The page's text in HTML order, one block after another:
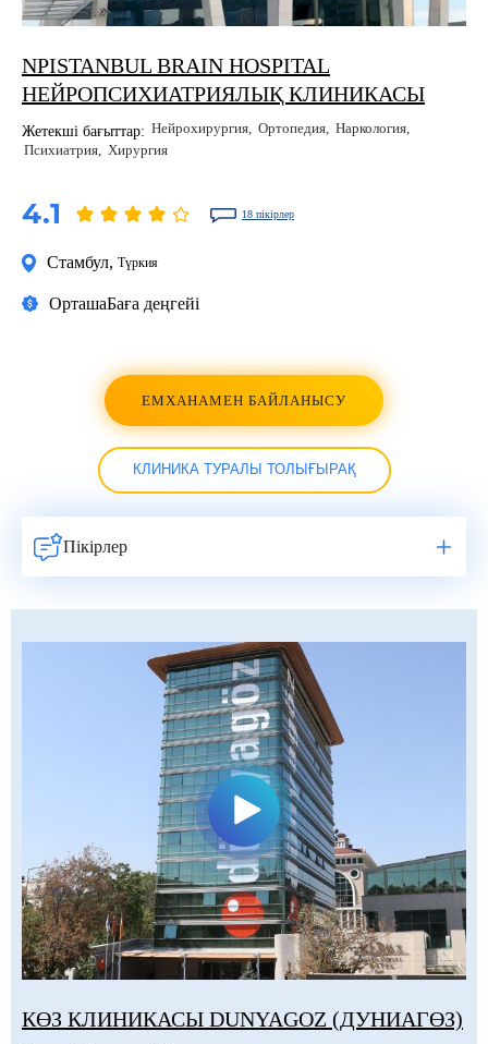
NPISTANBUL BRAIN HOSPITAL
НЕЙРОПСИХИАТРИЯЛЫҚ КЛИНИКАСЫ
Жетекші бағыттар: Нейрохирургия Ортопедия Наркология
Психиатрия Хирургия
4.1 18 пікірлер
Стамбул, Түркия
ОрташаБаға деңгейі
ЕМХАНАМЕН БАЙЛАНЫСУ
КЛИНИКА ТУРАЛЫ ТОЛЫҒЫРАҚ
Пікірлер
КӨЗ КЛИНИКАСЫ DUNYAGOZ (ДУНИАГӨЗ)